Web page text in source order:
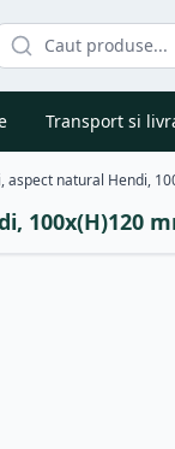
Transport si
100x(H)120